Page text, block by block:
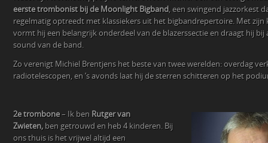
eerste trombonist bij de Moonlight Bigband , een swingend jazzorkest
regelmatig optreedt met klassiekers uit het bigbandrepertoire. Met zijn
vormt hij een belangrijk onderdeel van de blazerssectie en draagt hij bij
sound van de band.
Zo verenigt Michiel Brentjens het beste van twee werelden: overdag
radiotelescopen, en ’s avonds laat hij de sterren schitteren op het
2e trombone– Ik ben Rutger van
Zwieten, ben getrouwd en heb 4 kinderen. Bij
ons thuis is het vrijwel altijd een